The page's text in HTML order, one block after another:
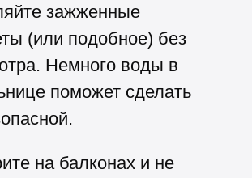
зажженные
(или подобное) без
Немного воды в
поможет сделать
на балконах и не